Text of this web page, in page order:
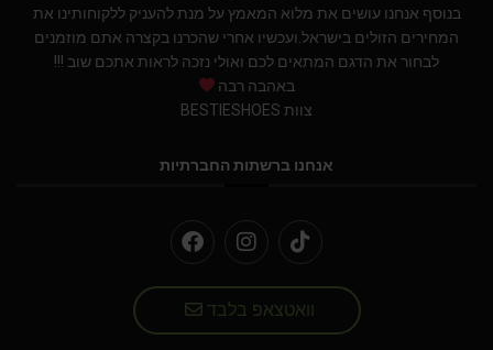
בנוסף אנחנו עושים את מלוא המאמץ על מנת להעניק ללקוחותינו את
המחירים הזולים בישראל.ועכשיו אחרי שהכרנו בקצרה אתם מוזמנים
לבחור את הדגם המתאים לכם ואולי נזכה לראות אתכם שוב !!!
באהבה רבה
צוות BESTIESHOES
אנחנו ברשתות החברתיות
וואטצאפ בלבד